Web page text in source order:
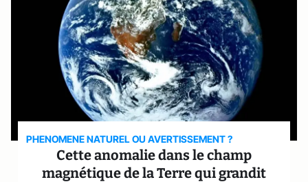
PHENOMENE NATUREL OU AVERTISSEMENT ?
Cette anomalie dans le champ
magnétique de la Terre qui grandit